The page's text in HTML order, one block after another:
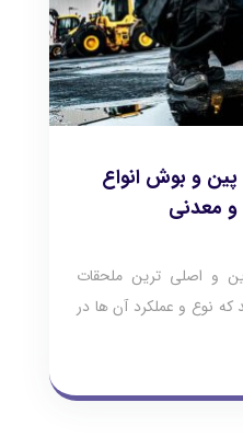
و بوش انواع
و معدنی
و اصلی ترین ملحقات
نوع و عملکرد آن ها در